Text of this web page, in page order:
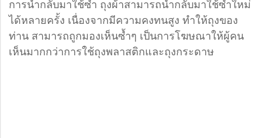
การนำกลับมาใช้ซ้ำ ถุงผ้าสามารถนำกลับมาใช้ซ้ำใหม่
ได้หลายครั้ง เนื่องจากมีความคงทนสูง ทำให้ถุงของ
ท่าน สามารถถูกมองเห็นซ้ำๆ เป็นการโฆษณาให้ผู้คน
เห็นมากกว่าการใช้ถุงพลาสติกและถุงกระดาษ